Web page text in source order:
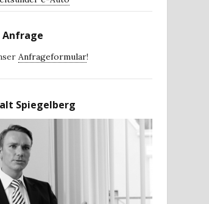
Anfrage
Anfrageformular!
Spiegelberg